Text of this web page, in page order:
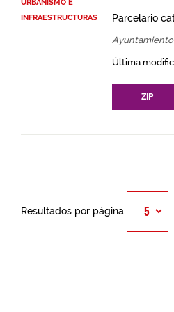
URBANISMO E
INFRAESTRUCTURAS
Parcelario
Última
ZIP
Resultados por página